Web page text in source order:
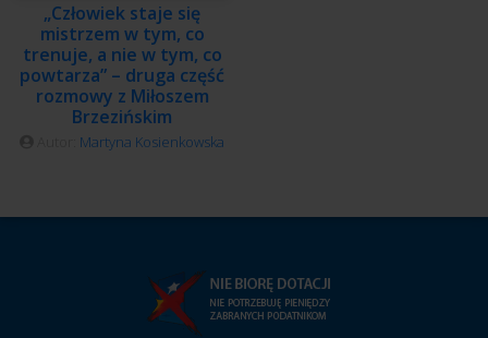
„Człowiek staje się
mistrzem w tym, co
trenuje, a nie w tym, co
powtarza” – druga część
rozmowy z Miłoszem
Brzezińskim
Martyna Kosienkowska